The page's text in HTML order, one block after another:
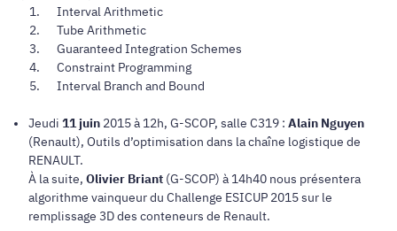
Interval Arithmetic
Tube Arithmetic
Guaranteed Integration Schemes
Constraint Programming
Interval Branch and Bound
Jeudi 11 juin 2015 à 12h, G-SCOP, salle C319 : Alain Nguyen
(Renault), Outils d’optimisation dans la chaîne logistique de
RENAULT.
À la suite, Olivier Briant (G-SCOP) à 14h40 nous présentera
algorithme vainqueur du Challenge ESICUP 2015 sur le
remplissage 3D des conteneurs de Renault.